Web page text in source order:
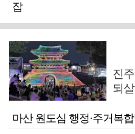
잡
진
되
마산 원도심 행정·주거복